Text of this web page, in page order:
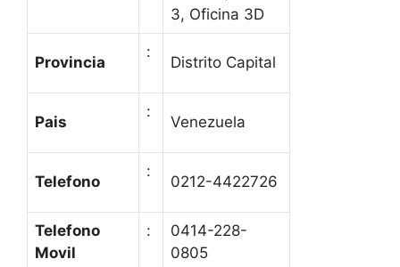
3, Oficina 3D
Provincia
:
Distrito Capital
Pais
:
Venezuela
Telefono
:
0212-4422726
Telefono
Movil
:
0414-228-
0805